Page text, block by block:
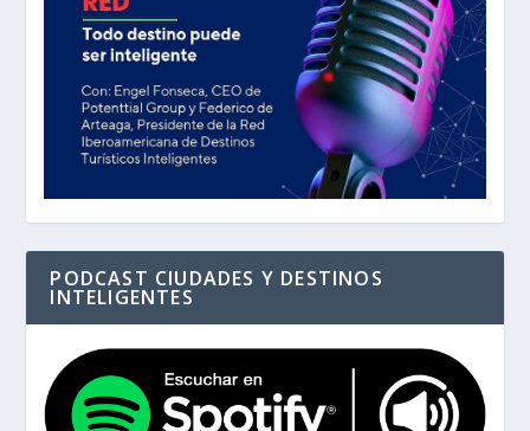
PODCAST CIUDADES Y DESTINOS
INTELIGENTES